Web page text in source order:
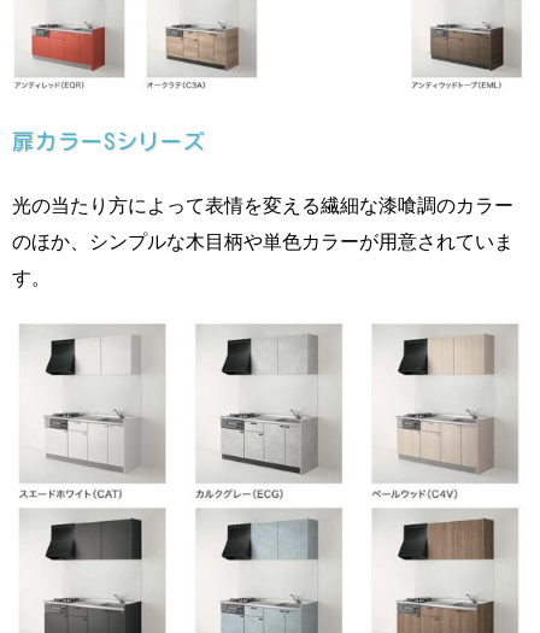
扉カラーSシリーズ
光の当たり方によって表情を変える繊細な漆喰調のカラー
のほか、シンプルな木目柄や単色カラーが用意されていま
す。